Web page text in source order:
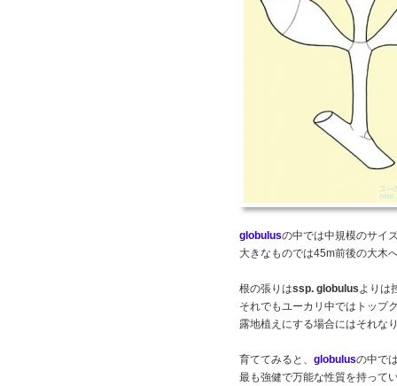
globulusの中では中規模のサイ
大きなものでは45m前後の大木
根の張りはssp. globulusよりは
それでもユーカリ中ではトップ
露地植えにする場合にはそれな
育ててみると、 globulusの中で
最も強健で万能な性質を持って